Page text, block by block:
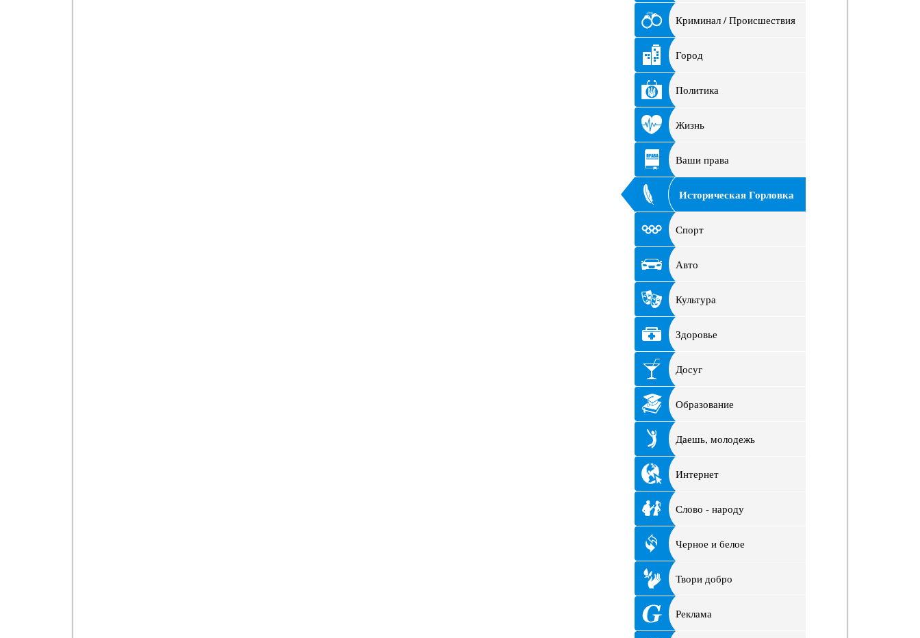
Криминал / Происшествия
Город
Политика
Жизнь
Ваши права
Историческая Горловка
Спорт
Авто
Культура
Здоровье
Досуг
Образование
Даешь, молодежь
Интернет
Слово - народу
Черное и белое
Твори добро
Реклама